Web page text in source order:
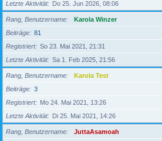
Letzte Aktivität
Do 25. Jun 2026, 08:06
Rang, Benutzername
Karola Winzer
Beiträge
81
Registriert
So 23. Mai 2021, 21:31
Letzte Aktivität
Sa 1. Feb 2025, 21:56
Rang, Benutzername
Karola Test
Beiträge
3
Registriert
Mo 24. Mai 2021, 13:26
Letzte Aktivität
Di 25. Mai 2021, 14:26
Rang, Benutzername
JuttaAsamoah